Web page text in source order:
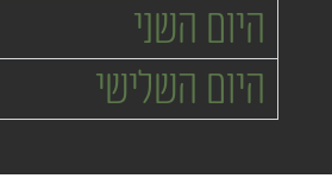
היום השני
היום השלישי